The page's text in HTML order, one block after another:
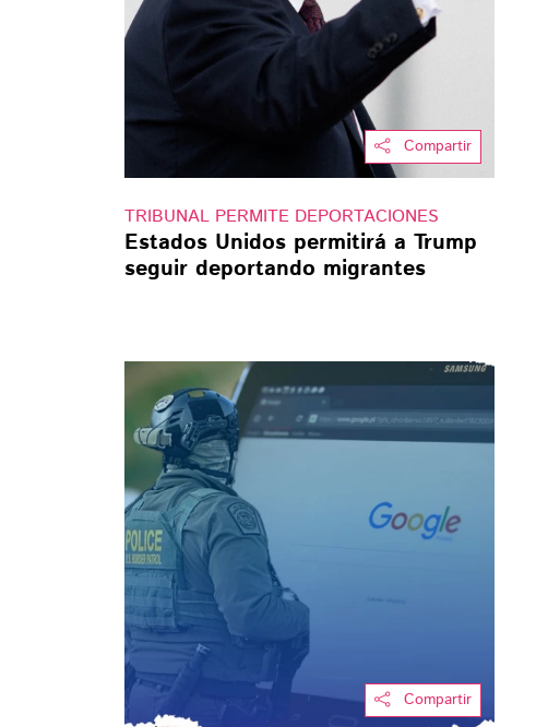
Compartir
TRIBUNAL PERMITE DEPORTACIONES
Estados Unidos permitirá a Trump
seguir deportando migrantes
Compartir